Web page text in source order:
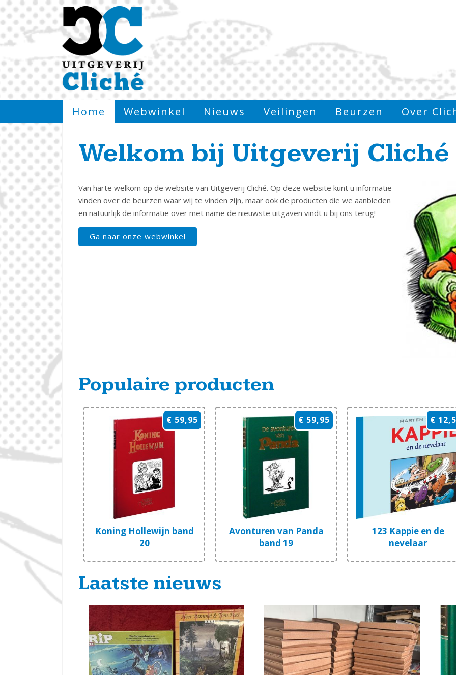
Home Webwinkel Nieuws Veilingen Beurzen Over
Welkom bij Uitgeverij Cliché
Van harte welkom op de website van Uitgeverij Cliché. Op deze website kunt u informatie
vinden over de beurzen waar wij te vinden zijn, maar ook de producten die we aanbieden
en natuurlijk de informatie over met name de nieuwste uitgaven vindt u bij ons terug!
Ga naar onze webwinkel
Populaire producten
€ 59,95
Koning Hollewijn band
20
€ 59,95
Avonturen van Panda
band 19
€
123 Kappie en de
nevelaar
Laatste nieuws